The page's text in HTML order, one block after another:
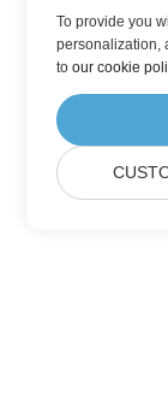
To provide you
personalization,
toour cookie